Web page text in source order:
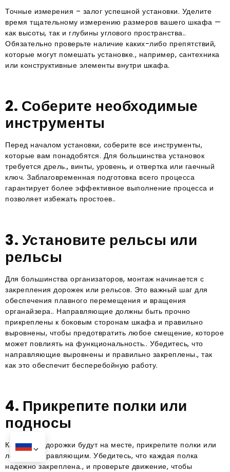
Точные измерения – залог успешной установки. Уделите
время тщательному измерению размеров вашего шкафа —
как высоты, так и глубины углового пространства..
Обязательно проверьте наличие каких-либо препятствий,
которые могут помешать установке., например, сантехника
или конструктивные элементы внутри шкафа.
2. Соберите необходимые
инструменты
Перед началом установки, соберите все инструменты,
которые вам понадобятся. Для большинства установок
требуется дрель., винты, уровень, и отвертка или гаечный
ключ. Заблаговременная подготовка всего процесса
гарантирует более эффективное выполнение процесса и
позволяет избежать простоев..
3. Установите рельсы или
рельсы
Для большинства организаторов, монтаж начинается с
закрепления дорожек или рельсов. Это важный шаг для
обеспечения плавного перемещения и вращения
органайзера.. Направляющие должны быть прочно
прикреплены к боковым сторонам шкафа и правильно
выровнены, чтобы предотвратить любое смещение, которое
может повлиять на функциональность.. Убедитесь, что
направляющие выровнены и правильно закреплены., так
как это обеспечит бесперебойную работу.
4. Прикрепите полки или
подносы
Как только дорожки будут на месте, прикрепите полки или
лотки к направляющим. Убедитесь, что каждая полка
надежно закреплена., и проверьте движение, чтобы